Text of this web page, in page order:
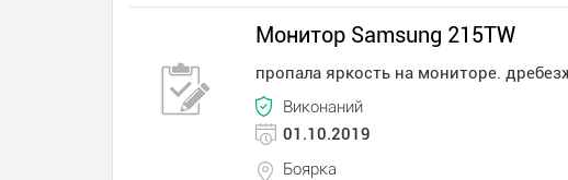
Монитор Samsung 215TW
пропала яркость на мониторе.
Виконаний
01.10.2019
Боярка